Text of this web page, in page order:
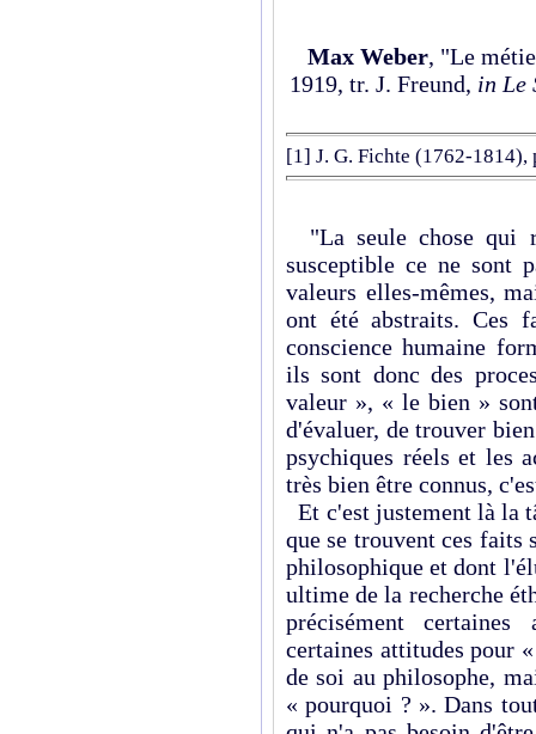
Max Weber, "Le
1919, tr. J. Freund, in Le
[1] J. G. Fichte (1762-
"La seule chose qui
susceptible ce ne sont
valeurs elles-mêmes,
ont été abstraits. Ces
conscience humaine
ils sont donc des
valeur », « le bien »
d'évaluer, de trouver
psychiques réels et les
très bien être connus,
Et c'est justement là la
que se trouvent ces faits
philosophique et dont
ultime de la recherche
précisément
certaines attitudes pour
de soi au philosophe,
« pourquoi ? ». Dans